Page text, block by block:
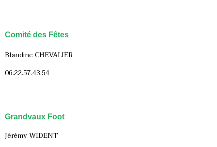
Comité des Fêtes
Blandine CHEVALIER
06.22.57.43.54
Grandvaux Foot
Jérémy WIDENT